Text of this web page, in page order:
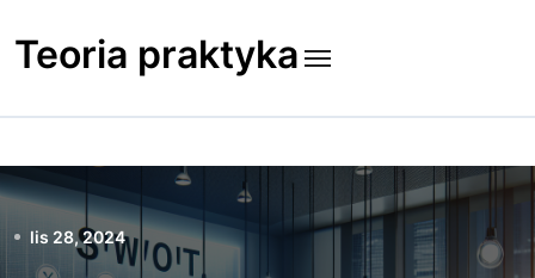
to
content
Teoria praktyka
lis 28, 2024